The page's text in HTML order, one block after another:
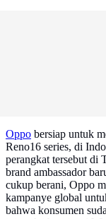
Oppo bersiap untuk
Reno16 series, di
perangkat tersebut di
brand ambassador
cukup berani, Oppo
kampanye global
bahwa konsumen